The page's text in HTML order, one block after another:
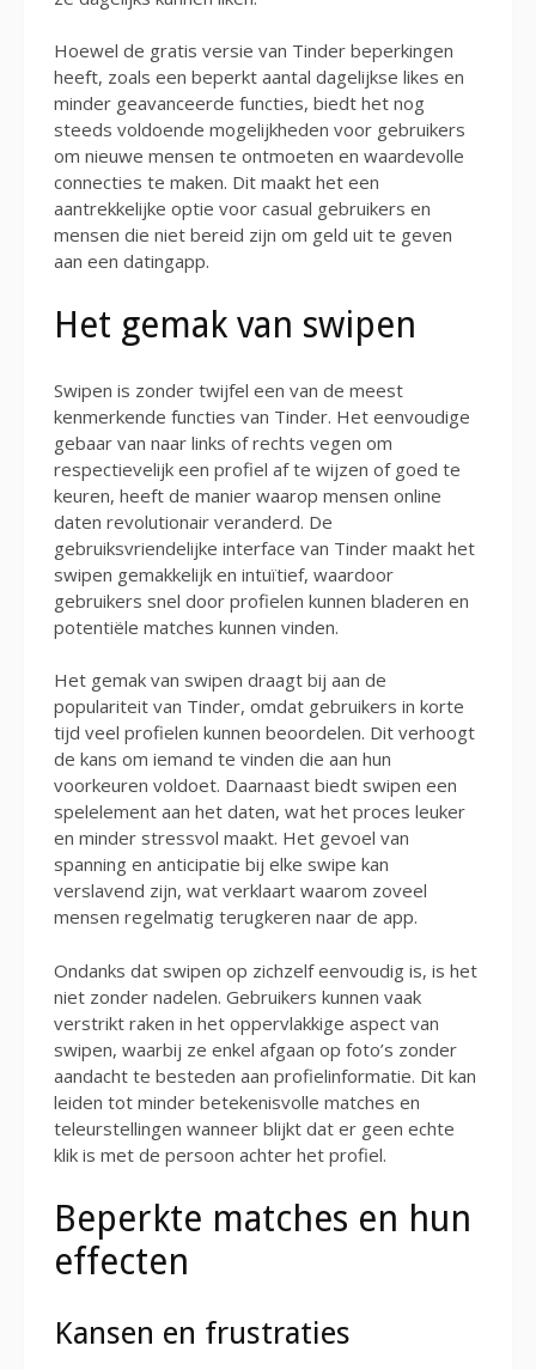
Hoewel de gratis versie van Tinder beperkingen
heeft, zoals een beperkt aantal dagelijkse likes en
minder geavanceerde functies, biedt het nog
steeds voldoende mogelijkheden voor gebruikers
om nieuwe mensen te ontmoeten en waardevolle
connecties te maken. Dit maakt het een
aantrekkelijke optie voor casual gebruikers en
mensen die niet bereid zijn om geld uit te geven
aan een datingapp.
Het gemak van swipen
Swipen is zonder twijfel een van de meest
kenmerkende functies van Tinder. Het eenvoudige
gebaar van naar links of rechts vegen om
respectievelijk een profiel af te wijzen of goed te
keuren, heeft de manier waarop mensen online
daten revolutionair veranderd. De
gebruiksvriendelijke interface van Tinder maakt het
swipen gemakkelijk en intuïtief, waardoor
gebruikers snel door profielen kunnen bladeren en
potentiële matches kunnen vinden.
Het gemak van swipen draagt bij aan de
populariteit van Tinder, omdat gebruikers in korte
tijd veel profielen kunnen beoordelen. Dit verhoogt
de kans om iemand te vinden die aan hun
voorkeuren voldoet. Daarnaast biedt swipen een
spelelement aan het daten, wat het proces leuker
en minder stressvol maakt. Het gevoel van
spanning en anticipatie bij elke swipe kan
verslavend zijn, wat verklaart waarom zoveel
mensen regelmatig terugkeren naar de app.
Ondanks dat swipen op zichzelf eenvoudig is, is het
niet zonder nadelen. Gebruikers kunnen vaak
verstrikt raken in het oppervlakkige aspect van
swipen, waarbij ze enkel afgaan op foto’s zonder
aandacht te besteden aan profielinformatie. Dit kan
leiden tot minder betekenisvolle matches en
teleurstellingen wanneer blijkt dat er geen echte
klik is met de persoon achter het profiel.
Beperkte matches en hun
effecten
Kansen en frustraties